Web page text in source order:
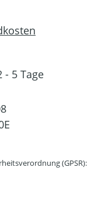
- 5 Tage
(GPSR):